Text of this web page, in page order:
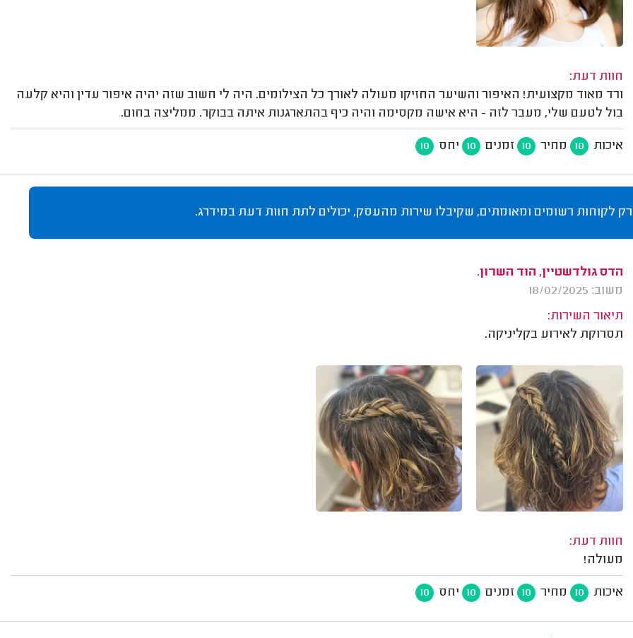
חוות דעת:
ורד מאוד מקצועית! האיפור והשיער החזיקו מעולה לאורך כל הצילומים. היה לי חשוב שזה יהיה איפור עדין והיא קלעה
בול לטעם שלי, מעבר לזה - היא אישה מקסימה והיה כיף בהתארגנות איתה בבוקר. ממליצה בחום.
איכות 10 מחיר 10 זמנים 10 יחס 10
רק לקוחות רשומים ומאומתים, שקיבלו שירות מהעסק, יכולים לתת חוות דעת במידרג.
הדס גולדשטיין, הוד השרון.
משוב: 18/02/2025
תיאור השירות:
תסרוקת לאירוע בקליניקה.
חוות דעת:
מעולה!
איכות 10 מחיר 10 זמנים 10 יחס 10